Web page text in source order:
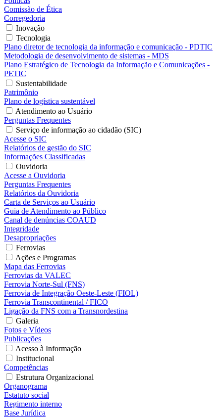
Comissão de Ética
Corregedoria
Inovação
Tecnologia
Plano diretor de tecnologia da informação e comunicação - PDTIC
Metodologia de desenvolvimento de sistemas - MDS
Plano Estratégico de Tecnologia da Informação e Comunicações -
PETIC
Sustentabilidade
Patrimônio
Plano de logística sustentável
Atendimento ao Usuário
Perguntas Frequentes
Serviço de informação ao cidadão (SIC)
Acesse o SIC
Relatórios de gestão do SIC
Informações Classificadas
Ouvidoria
Acesse a Ouvidoria
Perguntas Frequentes
Relatórios da Ouvidoria
Carta de Serviços ao Usuário
Guia de Atendimento ao Público
Canal de denúncias COAUD
Integridade
Desapropriações
Ferrovias
Ações e Programas
Mapa das Ferrovias
Ferrovias da VALEC
Ferrovia Norte-Sul (FNS)
Ferrovia de Integração Oeste-Leste (FIOL)
Ferrovia Transcontinental / FICO
Ligação da FNS com a Transnordestina
Galeria
Fotos e Vídeos
Publicações
Acesso à Informação
Institucional
Competências
Estrutura Organizacional
Organograma
Estatuto social
Regimento interno
Base Jurídica